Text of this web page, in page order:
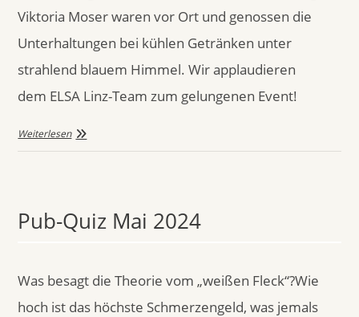
Viktoria Moser waren vor Ort und genossen die
Unterhaltungen bei kühlen Getränken unter
strahlend blauem Himmel. Wir applaudieren
dem ELSA Linz-Team zum gelungenen Event!
Weiterlesen
Pub-Quiz Mai 2024
Was besagt die Theorie vom „weißen Fleck“?Wie
hoch ist das höchste Schmerzengeld, was jemals